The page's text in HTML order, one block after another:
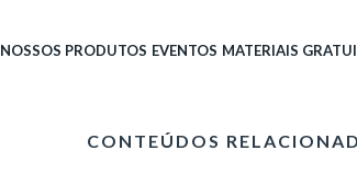
NOSSOS PRODUTOS EVENTOS MATERIAIS
CONTEÚDOS